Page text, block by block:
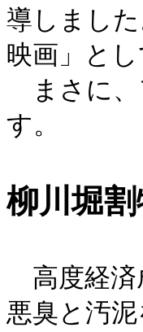
導しまし
映画」と
まさに、
す。
柳川堀
高度経済
悪臭と汚